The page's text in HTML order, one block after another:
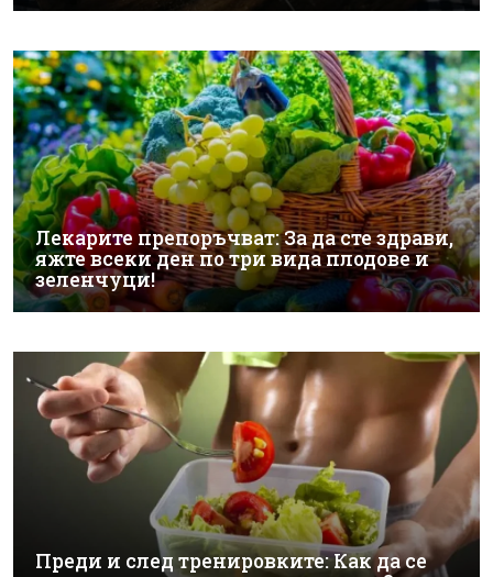
Лекарите препоръчват: За да сте здрави,
яжте всеки ден по три вида плодове и
зеленчуци!
Преди и след тренировките: Как да се